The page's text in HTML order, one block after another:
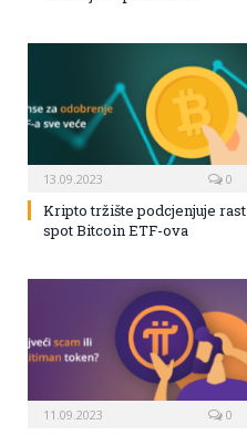
13.09.2023 0
Kripto tržište podcjenjuje rast
spot Bitcoin ETF-ova
11.09.2023 0